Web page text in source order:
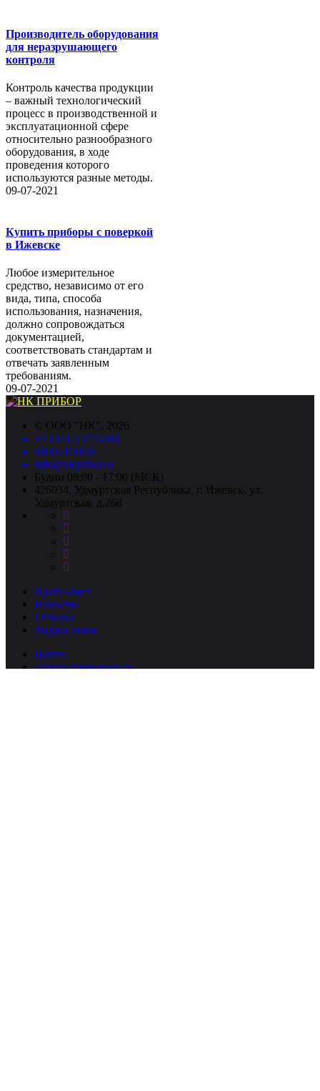
Производитель оборудования
для неразрушающего
контроля
Контроль качества продукции
– важный технологический
процесс в производственной и
эксплуатационной сфере
относительно разнообразного
оборудования, в ходе
проведения которого
используются разные методы.
09-07-2021
Купить приборы с поверкой
в Ижевске
Любое измерительное
средство, независимо от его
вида, типа, способа
использования, назначения,
должно сопровождаться
документацией,
соответствовать стандартам и
отвечать заявленным
требованиям.
09-07-2021
© ООО "НК", 2026
+7 (3412) 277-001
88005118036
info@nkpribor.ru
Будни 08:00 - 17:00 (МСК)
426034, Удмуртская Республика, г. Ижевск, ул.
Удмуртская, д.268
Прайс-лист
Новости
Отзывы
Форма связи
Войти
Зарегистрироваться